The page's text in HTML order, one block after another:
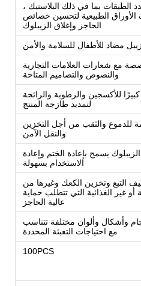
الطبقات بما في ذلك البلاستيك ،
الطبيعية لتحسين خصائص
الحاجز وإغلاق الزيبلوك
مضاد للأطفال للسلامة والأمن
مع شعارات العلامات التجارية
والنصوص والتصاميم المتاحة
للأكسجين والرطوبة والرائحة
لتمديد طازجة المنتج
للدموع والثقب من أجل التخزين
والنقل الآمن
يسمح بإعادة الختم وإعادة
الاستخدام بسهولة
التبغ وتخزين الكعك وغيرها من
أو غير الغذائية التي تتطلب حماية
عالية الحاجز
وأشكال وألوان مختلفة تتناسب
مع احتياجات التعبئة المحددة
100PCS